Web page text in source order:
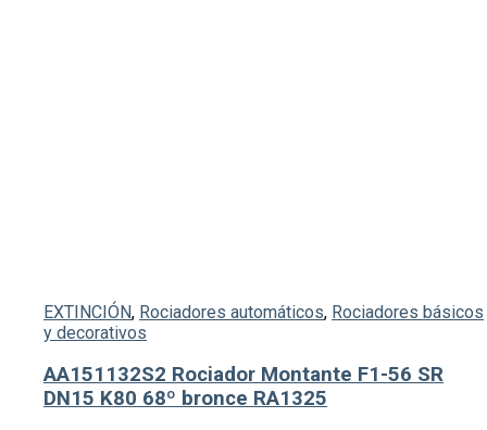
EXTINCIÓN, Rociadores automáticos, Rociadores básicos
y decorativos
AA151132S2 Rociador Montante F1-56 SR
DN15 K80 68º bronce RA1325